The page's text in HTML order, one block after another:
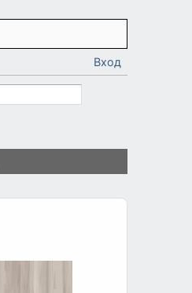
Вход